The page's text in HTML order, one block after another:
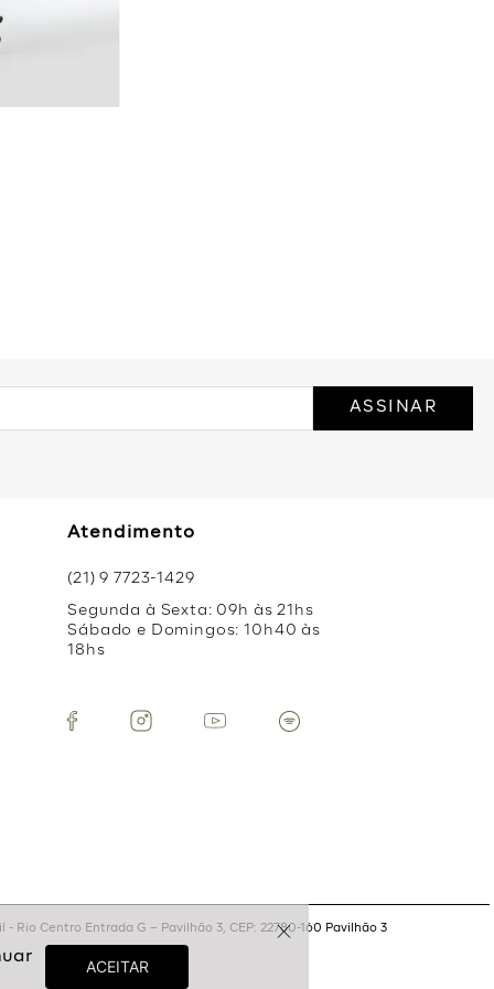
ASSINAR
Atendimento
(21) 9 7723-1429
Segunda à Sexta: 09h às 21hs
Sábado e Domingos: 10h40 às
18hs
Rio Centro Entrada G – Pavilhão 3, CEP: 22780-160 Pavilhão 3